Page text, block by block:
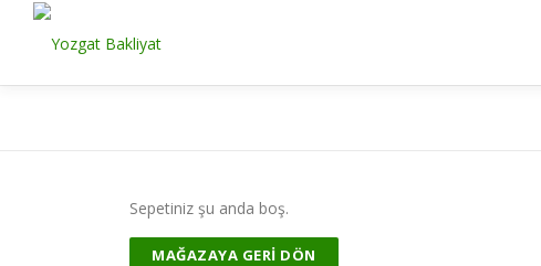
İçeriğe
Sepetiniz şu anda boş.
MAĞAZAYA GERI DÖN